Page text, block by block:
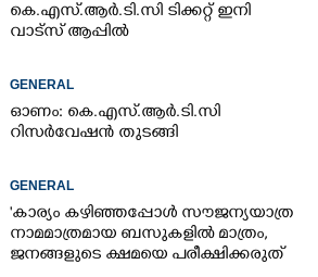
കെ.എസ്.ആർ.ടി.സി ടിക്കറ്റ് ഇനി
വാട്സ് ആപ്പിൽ
GENERAL
ഓണം: കെ.എസ്.ആർ.ടി.സി
റിസർവേഷൻ തുടങ്ങി
GENERAL
'കാര്യം കഴിഞ്ഞപ്പോൾ സൗജന്യയാത്ര
നാമമാത്രമായ ബസുകളിൽ മാത്രം,
ജനങ്ങളുടെ ക്ഷമയെ പരീക്ഷിക്കരുത്